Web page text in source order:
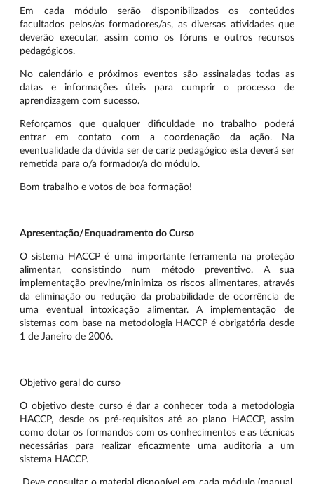
Em cada módulo serão disponibilizados os conteúdos
facultados pelos/as formadores/as, as diversas atividades que
deverão executar, assim como os fóruns e outros recursos
pedagógicos.
No calendário e próximos eventos são assinaladas todas as
datas e informações úteis para cumprir o processo de
aprendizagem com sucesso.
Reforçamos que qualquer dificuldade no trabalho poderá
entrar em contato com a coordenação da ação. Na
eventualidade da dúvida ser de cariz pedagógico esta deverá ser
remetida para o/a formador/a do módulo.
Bom trabalho e votos de boa formação!
Apresentação/Enquadramento do Curso
O sistema HACCP é uma importante ferramenta na proteção
alimentar, consistindo num método preventivo. A sua
implementação previne/minimiza os riscos alimentares, através
da eliminação ou redução da probabilidade de ocorrência de
uma eventual intoxicação alimentar. A implementação de
sistemas com base na metodologia HACCP é obrigatória desde
1 de Janeiro de 2006.
Objetivo geral do curso
O objetivo deste curso é dar a conhecer toda a metodologia
HACCP, desde os pré-requisitos até ao plano HACCP, assim
como dotar os formandos com os conhecimentos e as técnicas
necessárias para realizar eficazmente uma auditoria a um
sistema HACCP.